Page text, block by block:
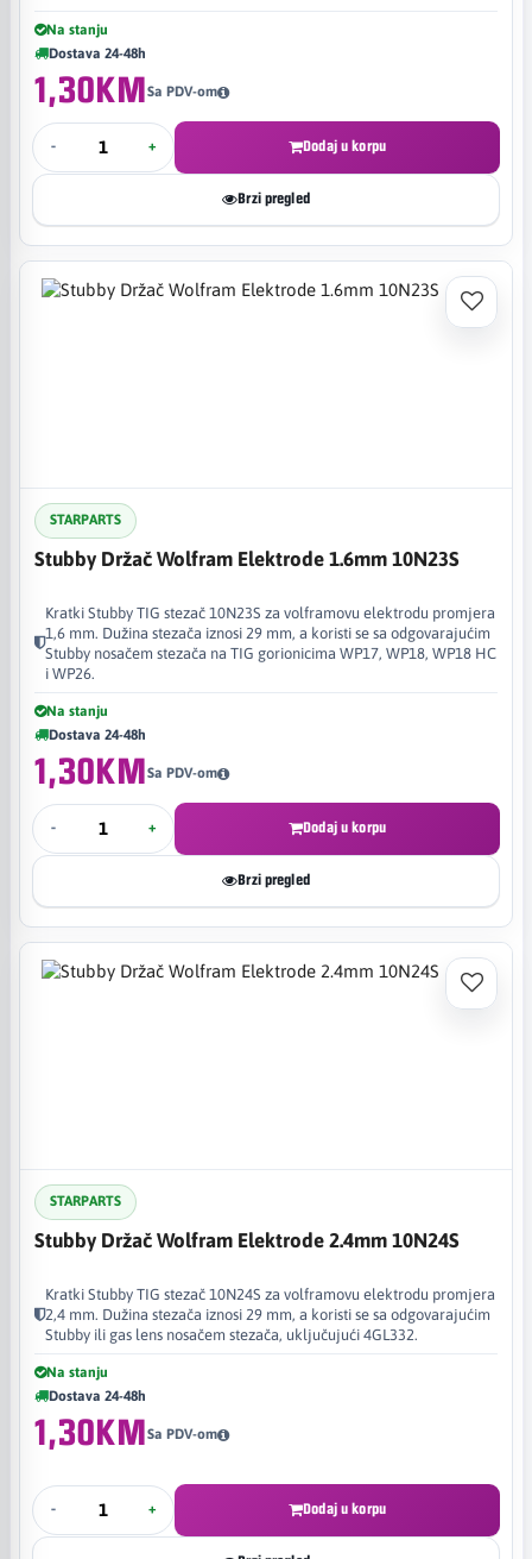
Na stanju
Dostava 24-48h
1,30KMSa PDV-om
- + Dodaj u korpu
Brzi pregled
STARPARTS
Stubby Držač Wolfram Elektrode 1.6mm 10N23S
Kratki Stubby TIG stezač 10N23S za volframovu elektrodu promjera
1,6 mm. Dužina stezača iznosi 29 mm, a koristi se sa odgovarajućim
Stubby nosačem stezača na TIG gorionicima WP17, WP18, WP18 HC
i WP26.
Na stanju
Dostava 24-48h
1,30KMSa PDV-om
- + Dodaj u korpu
Brzi pregled
STARPARTS
Stubby Držač Wolfram Elektrode 2.4mm 10N24S
Kratki Stubby TIG stezač 10N24S za volframovu elektrodu promjera
2,4 mm. Dužina stezača iznosi 29 mm, a koristi se sa odgovarajućim
Stubby ili gas lens nosačem stezača, uključujući 4GL332.
Na stanju
Dostava 24-48h
1,30KMSa PDV-om
- + Dodaj u korpu